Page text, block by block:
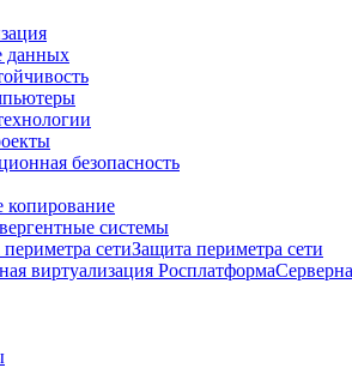
данных
безопасность
копирование
системы
Защита периметра сети